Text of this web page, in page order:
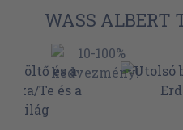
WASS ALBERT